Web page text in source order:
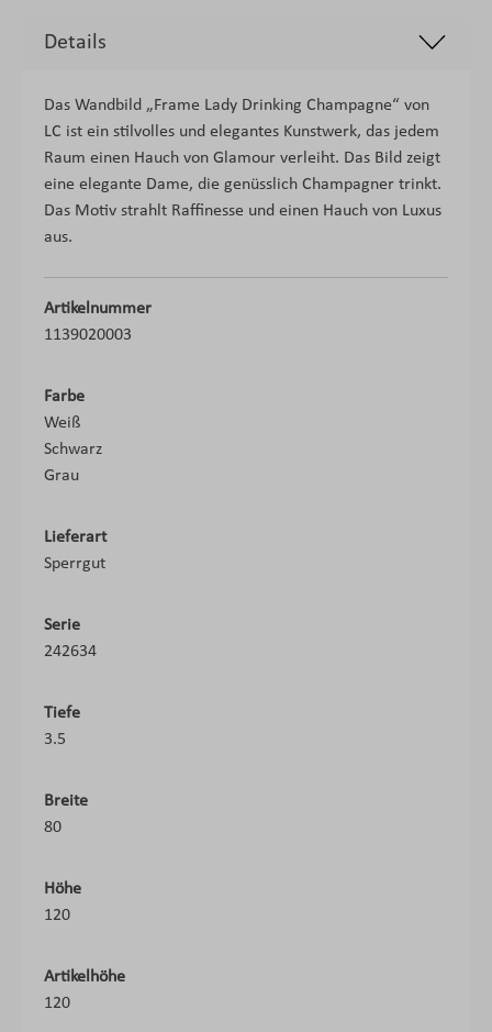
Details
Das Wandbild „Frame Lady Drinking Champagne“ von
LC ist ein stilvolles und elegantes Kunstwerk, das jedem
Raum einen Hauch von Glamour verleiht. Das Bild zeigt
eine elegante Dame, die genüsslich Champagner trinkt.
Das Motiv strahlt Raffinesse und einen Hauch von Luxus
aus.
Artikelnummer
1139020003
Farbe
Weiß
Schwarz
Grau
Lieferart
Sperrgut
Serie
242634
Tiefe
3.5
Breite
80
Höhe
120
Artikelhöhe
120